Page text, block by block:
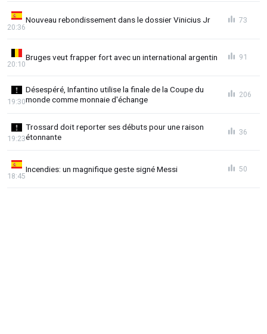
Nouveau rebondissement dans le dossier Vinicius Jr
20:36
73
Bruges veut frapper fort avec un international argentin
20:10
91
Désespéré, Infantino utilise la finale de la Coupe du
monde comme monnaie d'échange
19:30
206
Trossard doit reporter ses débuts pour une raison
étonnante
19:23
36
Incendies: un magnifique geste signé Messi
18:45
50